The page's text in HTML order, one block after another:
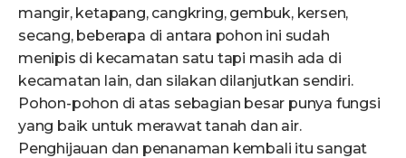
mangir, ketapang, cangkring, gembuk, kersen,
secang, beberapa di antara pohon ini sudah
menipis di kecamatan satu tapi masih ada di
kecamatan lain, dan silakan dilanjutkan sendiri.
Pohon-pohon di atas sebagian besar punya fungsi
yang baik untuk merawat tanah dan air.
Penghijauan dan penanaman kembali itu sangat